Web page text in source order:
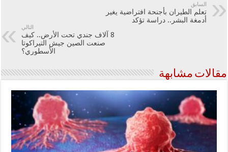
السابق
تعلم الطيران بأجنحة افتراضية يغير
أدمغة البشر.. دراسة تؤكد
التالي
8 آلاف جندي تحت الأرض.. كيف
صنعت الصين جيش التيراكوتا
الأسطوري؟
مقالات مشابهة